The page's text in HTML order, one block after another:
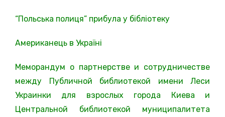
“Польська полиця” прибула у бібліотеку
Американець в Україні
Меморандум о партнерстве и сотрудничестве
между Публичной библиотекой имени Леси
Украинки для взрослых города Киева и
Центральной библиотекой муниципалитета